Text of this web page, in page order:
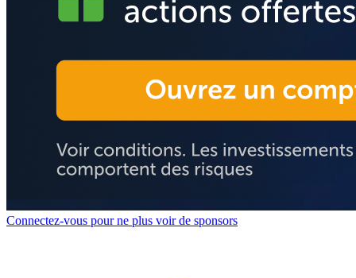
Connectez-vous pour ne plus voir de sponsors